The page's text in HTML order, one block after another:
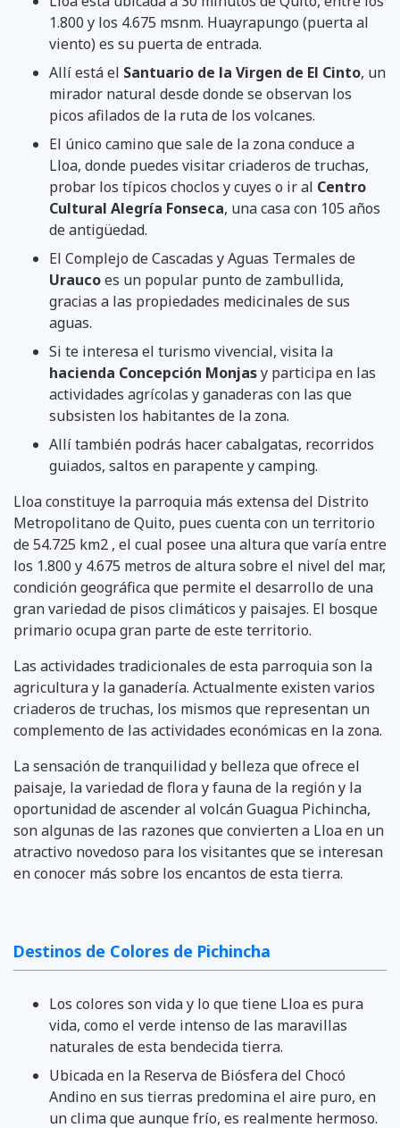
1.800 y los 4.675 msnm. Huayrapungo (puerta al
viento) es su puerta de entrada.
Allí está el Santuario de la Virgen de El Cinto, un
mirador natural desde donde se observan los
picos afilados de la ruta de los volcanes.
El único camino que sale de la zona conduce a
Lloa, donde puedes visitar criaderos de truchas,
probar los típicos choclos y cuyes o ir al Centro
Cultural Alegría Fonseca, una casa con 105 años
de antigüedad.
El Complejo de Cascadas y Aguas Termales de
Uraucoes un popular punto de zambullida,
gracias a las propiedades medicinales de sus
aguas.
Si te interesa el turismo vivencial, visita la
hacienda Concepción Monjasy participa en las
actividades agrícolas y ganaderas con las que
subsisten los habitantes de la zona.
Allí también podrás hacer cabalgatas, recorridos
guiados, saltos en parapente y camping.
Lloa constituye la parroquia más extensa del Distrito
Metropolitano de Quito, pues cuenta con un territorio
de 54.725 km2 , el cual posee una altura que varía entre
los 1.800 y 4.675 metros de altura sobre el nivel del mar,
condición geográfica que permite el desarrollo de una
gran variedad de pisos climáticos y paisajes. El bosque
primario ocupa gran parte de este territorio.
Las actividades tradicionales de esta parroquia son la
agricultura y la ganadería. Actualmente existen varios
criaderos de truchas, los mismos que representan un
complemento de las actividades económicas en la zona.
La sensación de tranquilidad y belleza que ofrece el
paisaje, la variedad de flora y fauna de la región y la
oportunidad de ascender al volcán Guagua Pichincha,
son algunas de las razones que convierten a Lloa en un
atractivo novedoso para los visitantes que se interesan
en conocer más sobre los encantos de esta tierra.
Destinos de Colores de Pichincha
Los colores son vida y lo que tiene Lloa es pura
vida, como el verde intenso de las maravillas
naturales de esta bendecida tierra.
Ubicada en la Reserva de Biósfera del Chocó
Andino en sus tierras predomina el aire puro, en
un clima que aunque frío, es realmente hermoso.